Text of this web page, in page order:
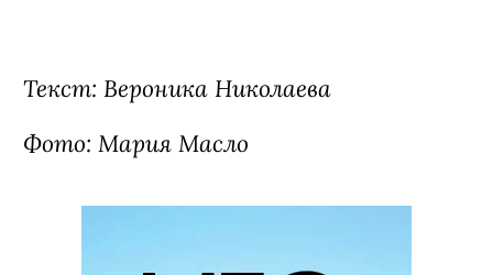
Текст: Вероника Николаева
Фото: Мария Масло